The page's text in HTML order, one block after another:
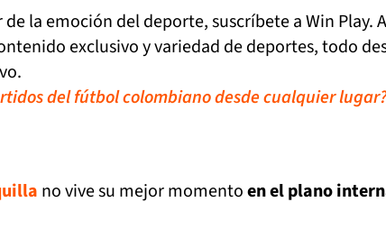
la emoción del deporte, suscríbete a Win Play.
exclusivo y variedad de deportes, todo
del fútbol colombiano desde cualquier
no vive su mejor momentoen el plano